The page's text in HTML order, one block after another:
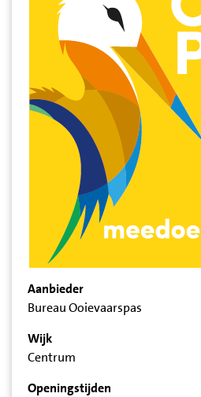
Aanbieder
Bureau Ooievaarspas
Wijk
Centrum
Openingstijden